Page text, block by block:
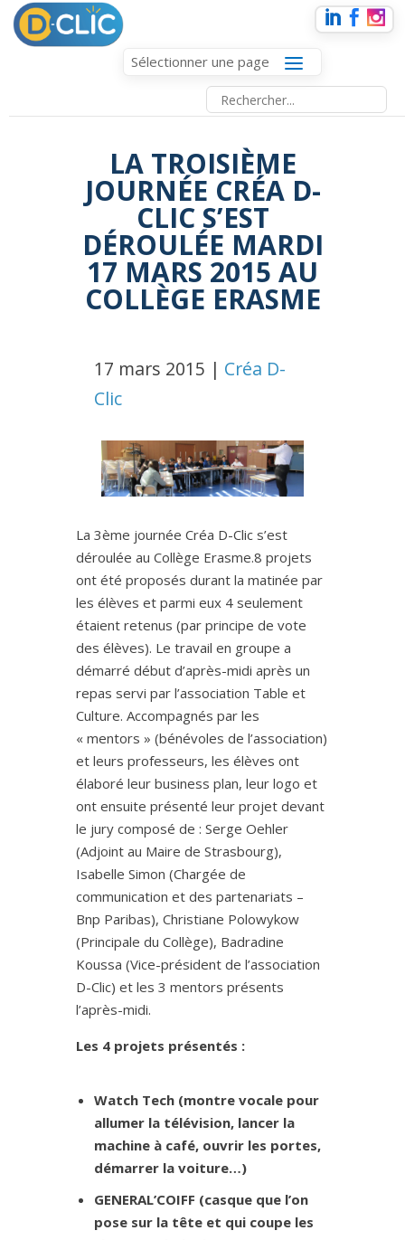
Sélectionner une page
LA TROISIÈME
JOURNÉE CRÉA D-
CLIC S’EST
DÉROULÉE MARDI
17 MARS 2015 AU
COLLÈGE ERASME
17 mars 2015 | Créa D-
Clic
La 3ème journée Créa D-Clic s’est
déroulée au Collège Erasme.8 projets
ont été proposés durant la matinée par
les élèves et parmi eux 4 seulement
étaient retenus (par principe de vote
des élèves). Le travail en groupe a
démarré début d’après-midi après un
repas servi par l’association Table et
Culture. Accompagnés par les
« mentors » (bénévoles de l’association)
et leurs professeurs, les élèves ont
élaboré leur business plan, leur logo et
ont ensuite présenté leur projet devant
le jury composé de : Serge Oehler
(Adjoint au Maire de Strasbourg),
Isabelle Simon (Chargée de
communication et des partenariats –
Bnp Paribas), Christiane Polowykow
(Principale du Collège), Badradine
Koussa (Vice-président de l’association
D-Clic) et les 3 mentors présents
l’après-midi.
Les 4 projets présentés :
Watch Tech (montre vocale pour
allumer la télévision, lancer la
machine à café, ouvrir les portes,
démarrer la voiture…)
GENERAL’COIFF (casque que l’on
pose sur la tête et qui coupe les